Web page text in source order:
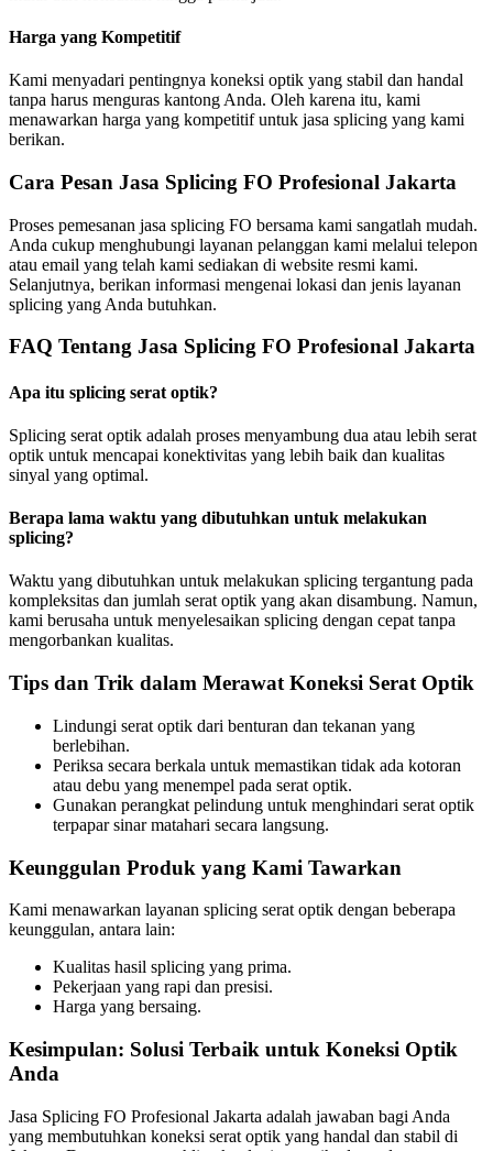
Harga yang Kompetitif
Kami menyadari pentingnya koneksi optik yang stabil dan handal
tanpa harus menguras kantong Anda. Oleh karena itu, kami
menawarkan harga yang kompetitif untuk jasa splicing yang kami
berikan.
Cara Pesan Jasa Splicing FO Profesional Jakarta
Proses pemesanan jasa splicing FO bersama kami sangatlah mudah.
Anda cukup menghubungi layanan pelanggan kami melalui telepon
atau email yang telah kami sediakan di website resmi kami.
Selanjutnya, berikan informasi mengenai lokasi dan jenis layanan
splicing yang Anda butuhkan.
FAQ Tentang Jasa Splicing FO Profesional Jakarta
Apa itu splicing serat optik?
Splicing serat optik adalah proses menyambung dua atau lebih serat
optik untuk mencapai konektivitas yang lebih baik dan kualitas
sinyal yang optimal.
Berapa lama waktu yang dibutuhkan untuk melakukan
splicing?
Waktu yang dibutuhkan untuk melakukan splicing tergantung pada
kompleksitas dan jumlah serat optik yang akan disambung. Namun,
kami berusaha untuk menyelesaikan splicing dengan cepat tanpa
mengorbankan kualitas.
Tips dan Trik dalam Merawat Koneksi Serat Optik
Lindungi serat optik dari benturan dan tekanan yang
berlebihan.
Periksa secara berkala untuk memastikan tidak ada kotoran
atau debu yang menempel pada serat optik.
Gunakan perangkat pelindung untuk menghindari serat optik
terpapar sinar matahari secara langsung.
Keunggulan Produk yang Kami Tawarkan
Kami menawarkan layanan splicing serat optik dengan beberapa
keunggulan, antara lain:
Kualitas hasil splicing yang prima.
Pekerjaan yang rapi dan presisi.
Harga yang bersaing.
Kesimpulan: Solusi Terbaik untuk Koneksi Optik
Anda
Jasa Splicing FO Profesional Jakarta adalah jawaban bagi Anda
yang membutuhkan koneksi serat optik yang handal dan stabil di